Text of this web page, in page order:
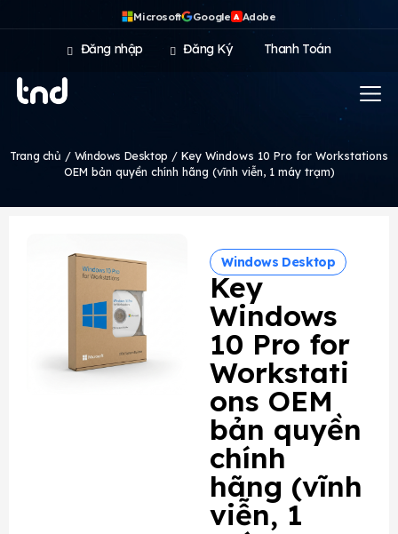
Microsoft Google A Adobe
Đăng nhập Đăng Ký Thanh Toán
Trang chủ / Windows Desktop / Key Windows 10 Pro for Workstations
OEM bản quyền chính hãng (vĩnh viễn, 1 máy trạm)
Windows Desktop
Key
Windows
10 Pro for
Workstati
ons OEM
bản quyền
chính
hãng (vĩnh
viễn, 1